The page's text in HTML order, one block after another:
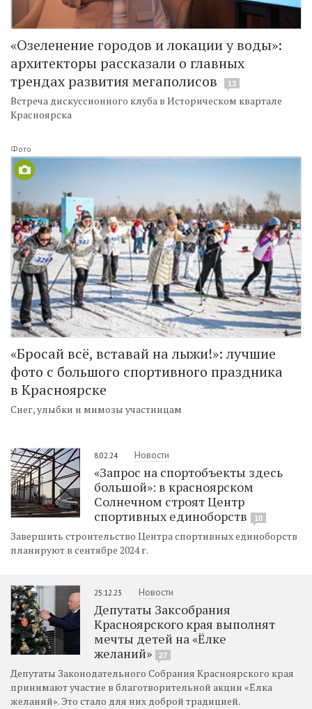
«Озеленение городов и локации у воды»:
архитекторы рассказали о главных
трендах развития мегаполисов
13
Встреча дискуссионного клуба в Историческом квартале
Красноярска
Фото
«Бросай всё, вставай на лыжи!»: лучшие
фото с большого спортивного праздника
в Красноярске
Снег, улыбки и мимозы участницам
8.02.24 Новости
«Запрос на спортобъекты здесь
большой»: в красноярском
Солнечном строят Центр
спортивных единоборств
10
Завершить строительство Центра спортивных единоборств
планируют в сентябре 2024 г.
25.12.23 Новости
Депутаты Заксобрания
Красноярского края выполнят
мечты детей на «Ёлке
желаний»
27
Депутаты Законодательного Собрания Красноярского края
принимают участие в благотворительной акции «Ёлка
желаний». Это стало для них доброй традицией.